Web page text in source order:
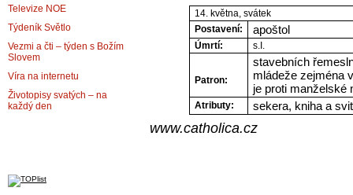
14. května, svátek
Postavení:
apoštol
Úmrtí: s.I.
Patron:
stavebních
mládeže zejména
je proti manželské
Atributy: sekera, kniha a
www.catholica.cz
Televize NOE
Týdeník Světlo
Vezmi a čti – týden s Božím
Slovem
Víra na internetu
Životopisy svatých – na
každý den